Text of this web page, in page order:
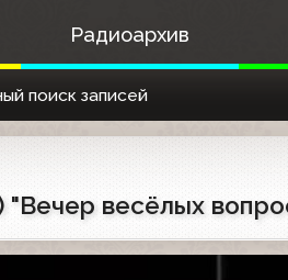
Радиоархив
поиск записей
весёлых